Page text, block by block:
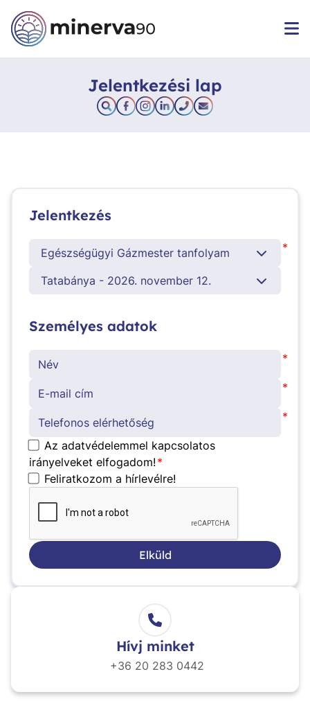
Jelentkezési lap
Jelentkezés
Egészségügyi Gázmester tanfolyam *
Tatabánya - 2026. november 12.
Személyes adatok
*
*
*
Az adatvédelemmel kapcsolatos
irányelveket elfogadom! *
Feliratkozom a hírlevélre!
Elküld
Hívj minket
+36 20 283 0442